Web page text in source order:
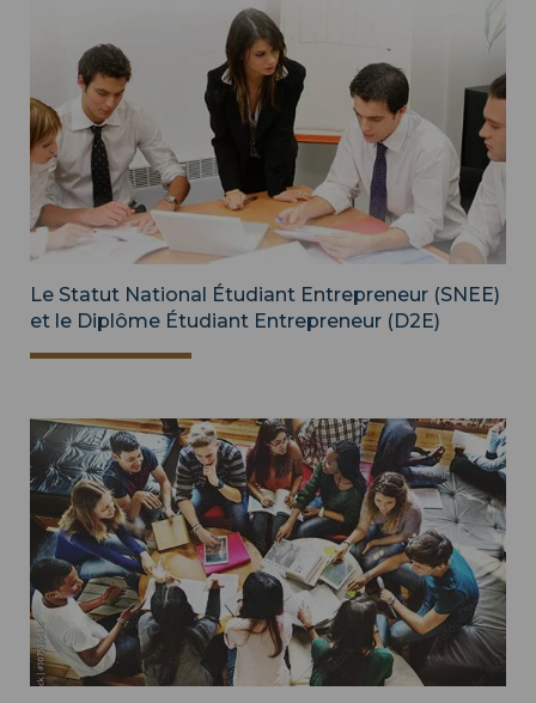
Le Statut National Étudiant Entrepreneur (SNEE)
et le Diplôme Étudiant Entrepreneur (D2E)